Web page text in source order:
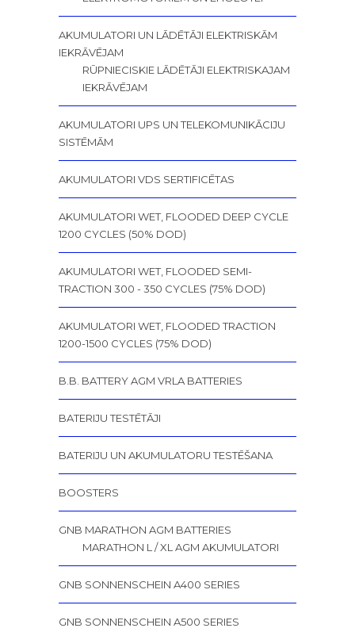
AKUMULATORI UN LĀDĒTĀJI ELEKTRISKĀM
IEKRĀVĒJAM
RŪPNIECISKIE LĀDĒTĀJI ELEKTRISKAJAM
IEKRĀVĒJAM
AKUMULATORI UPS UN TELEKOMUNIKĀCIJU
SISTĒMĀM
AKUMULATORI VDS SERTIFICĒTAS
AKUMULATORI WET, FLOODED DEEP CYCLE
1200 CYCLES (50% DOD)
AKUMULATORI WET, FLOODED SEMI-
TRACTION 300 - 350 CYCLES (75% DOD)
AKUMULATORI WET, FLOODED TRACTION
1200-1500 CYCLES (75% DOD)
B.B. BATTERY AGM VRLA BATTERIES
BATERIJU TESTĒTĀJI
BATERIJU UN AKUMULATORU TESTĒŠANA
BOOSTERS
GNB MARATHON AGM BATTERIES
MARATHON L / XL AGM AKUMULATORI
GNB SONNENSCHEIN A400 SERIES
GNB SONNENSCHEIN A500 SERIES